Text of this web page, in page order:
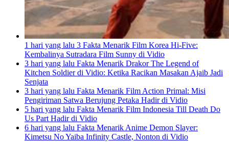
1 hari yang lalu 3 Fakta Menarik Film Korea Hi-Five:
Kembalinya Sutradara Film Sunny di Vidio
3 hari yang lalu Fakta Menarik Drakor The Legend of
Kitchen Soldier di Vidio: Ketika Racikan Masakan Ajaib Jadi
Senjata
3 hari yang lalu Fakta Menarik Film Action Primal: Misi
Pengiriman Satwa Berujung Petaka Hadir di Vidio
5 hari yang lalu Fakta Menarik Film Indonesia Till Death Do
Us Part Hadir di Vidio
6 hari yang lalu Fakta Menarik Anime Demon Slayer:
Kimetsu No Yaiba Infinity Castle, Nonton di Vidio